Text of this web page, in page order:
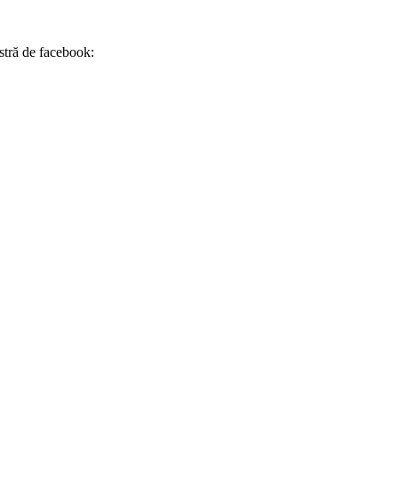
de facebook: